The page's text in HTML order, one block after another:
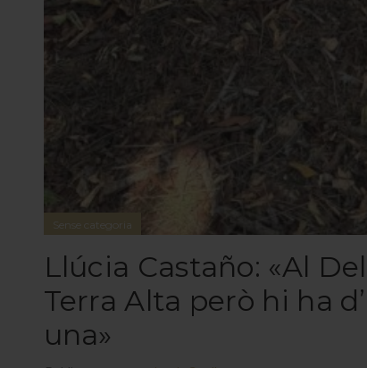
Sense categoria
Llúcia Castaño: «Al
Terra Alta però hi ha
una»